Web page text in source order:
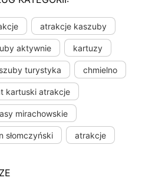
atrakcje kaszuby
aktywnie kartuzy
turystyka chmielno
kartuski atrakcje
mirachowskie
słomczyński atrakcje